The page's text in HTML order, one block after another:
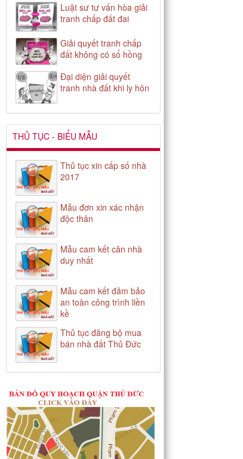
Luật sư tư vấn hòa giải
tranh chấp đất đai
Giải quyết tranh chấp
đất không có sổ hồng
Đại diện giải quyết
tranh nhà đất khi ly hôn
THỦ TỤC - BIỂU MẪU
Thủ tục xin cấp số nhà
2017
Mẫu đơn xin xác nhận
độc thân
Mẫu cam kết căn nhà
duy nhất
Mẫu cam kết đảm bảo
an toàn công trình liền
kề
Thủ tục đăng bộ mua
bán nhà đất Thủ Đức